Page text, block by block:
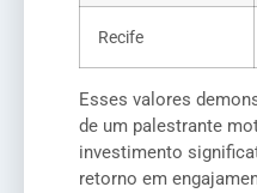
Recife
Esses valores
de um palestrante
investimento
retorno em